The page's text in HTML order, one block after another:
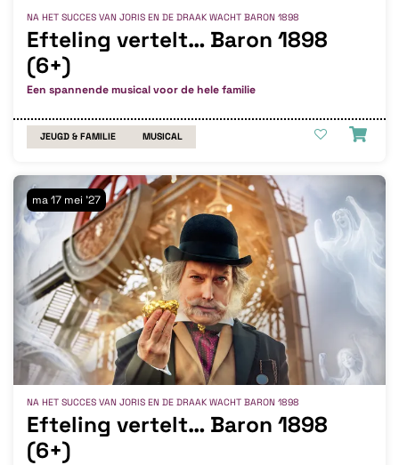
Efteling vertelt… Baron 1898
(6+)
Een spannende musical voor de hele familie
NA HET SUCCES VAN JORIS EN DE DRAAK WACHT BARON 1898
JEUGD & FAMILIE MUSICAL
Efteling vertelt… Baron 1898
(6+)
NA HET SUCCES VAN JORIS EN DE DRAAK WACHT BARON 1898
ma 17 mei '27